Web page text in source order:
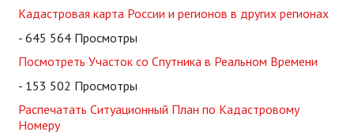
Кадастровая карта России и регионов в других регионах
- 645 564 Просмотры
Посмотреть Участок со Спутника в Реальном Времени
- 153 502 Просмотры
Распечатать Ситуационный План по Кадастровому
Номеру